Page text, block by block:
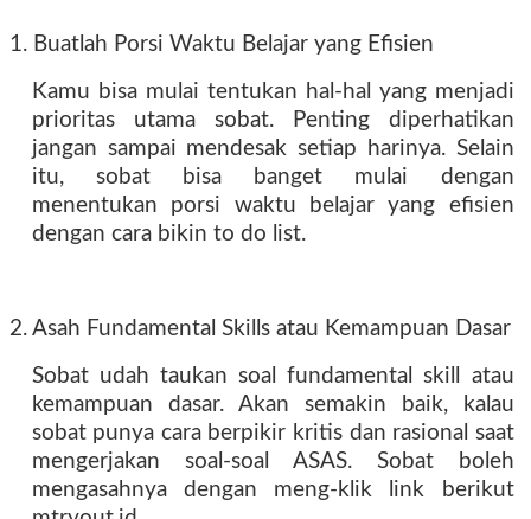
1. Buatlah Porsi Waktu Belajar yang Efisien
Kamu bisa mulai tentukan hal-hal yang menjadi
prioritas utama sobat. Penting diperhatikan
jangan sampai mendesak setiap harinya. Selain
itu, sobat bisa banget mulai dengan
menentukan porsi waktu belajar yang efisien
dengan cara bikin to do list.
2. Asah Fundamental Skills atau Kemampuan Dasar
Sobat udah taukan soal fundamental skill atau
kemampuan dasar. Akan semakin baik, kalau
sobat punya cara berpikir kritis dan rasional saat
mengerjakan soal-soal ASAS. Sobat boleh
mengasahnya dengan meng-klik link berikut